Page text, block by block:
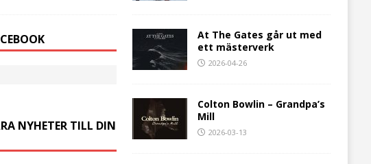
NYHETER TILL DIN
At The Gates går ut med
ett mästerverk
2026-04-26
Colton Bowlin – Grandpa’s
Mill
2026-03-13